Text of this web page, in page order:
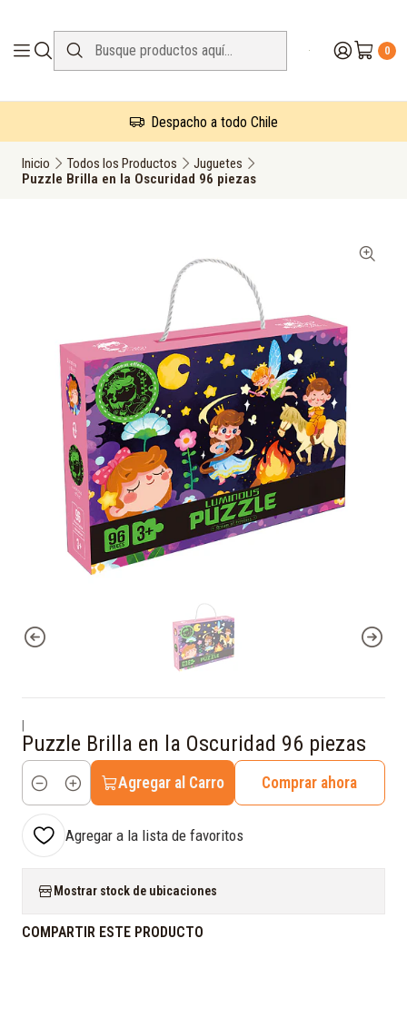
0
Despacho a todo Chile
Inicio Todos los Productos
Juguetes
Puzzle Brilla en la Oscuridad 96 piezas
Puzzle Brilla en la Oscuridad 96 piezas
Cantidad
Agregar al Carro Comprar ahora
Agregar a la lista de favoritos
Mostrar stock de ubicaciones
COMPARTIR ESTE PRODUCTO